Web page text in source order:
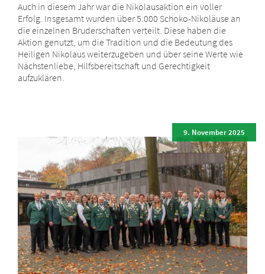
Auch in diesem Jahr war die Nikolausaktion ein voller
Erfolg. Insgesamt wurden über 5.000 Schoko-Nikoläuse an
die einzelnen Bruderschaften verteilt. Diese haben die
Aktion genutzt, um die Tradition und die Bedeutung des
Heiligen Nikolaus weiterzugeben und über seine Werte wie
Nächstenliebe, Hilfsbereitschaft und Gerechtigkeit
aufzuklären.
9. November 2025